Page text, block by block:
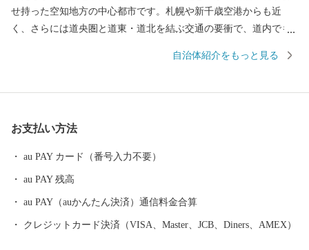
せ持った空知地方の中心都市です。札幌や新千歳空港からも近
く、さらには道央圏と道東・道北を結ぶ交通の要衝で、道内でも
時から培われた芸術や文化の薫りが感じられます。基幹産業は農
は、春から秋にかけて、私たちに多くの恵みを与えてくれます。
知っていただくため、特産品を贈呈（返礼品）しています。 ＝岩
見沢市ふるさと応援寄附に関するお知らせとお願い＝ （１）「岩
見沢市ふるさと応援寄附業務」の委託について 岩見沢市では、
自治体紹介をもっと見る
お支払い方法
au PAY カード（番号入力不要）
au PAY 残高
au PAY（auかんたん決済）通信料金合算
クレジットカード決済（VISA、Master、JCB、Diners、AMEX）